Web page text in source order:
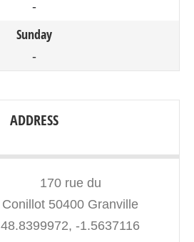
-
Sunday
-
ADDRESS
170 rue du
Conillot 50400 Granville
48.8399972, -1.5637116